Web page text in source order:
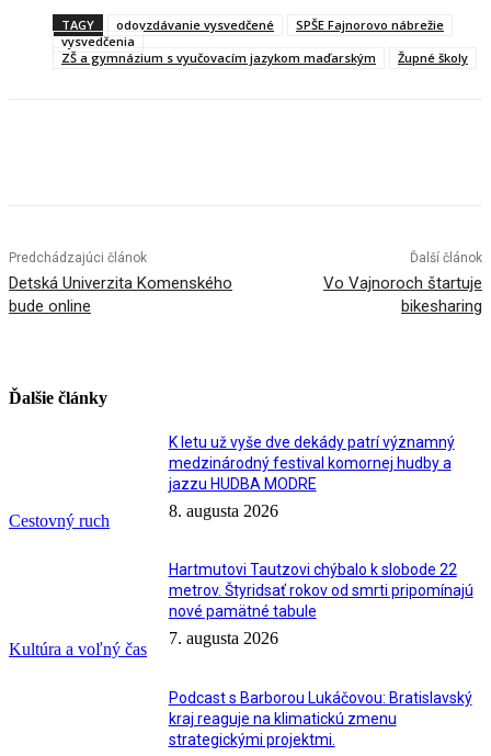
TAGY odovzdávanie vysvedčené
SPŠE Fajnorovo nábrežie
vysvedčenia
ZŠ a gymnázium s vyučovacím jazykom maďarským
Župné školy
Predchádzajúci článok
Detská Univerzita Komenského
bude online
Ďalší článok
Vo Vajnoroch štartuje
bikesharing
Ďalšie články
Cestovný ruch
K letu už vyše dve dekády patrí významný
medzinárodný festival komornej hudby a
jazzu HUDBA MODRE
8. augusta 2026
Kultúra a voľný čas
Hartmutovi Tautzovi chýbalo k slobode 22
metrov. Štyridsať rokov od smrti pripomínajú
nové pamätné tabule
7. augusta 2026
Podcast s Barborou Lukáčovou: Bratislavský
kraj reaguje na klimatickú zmenu
strategickými projektmi.